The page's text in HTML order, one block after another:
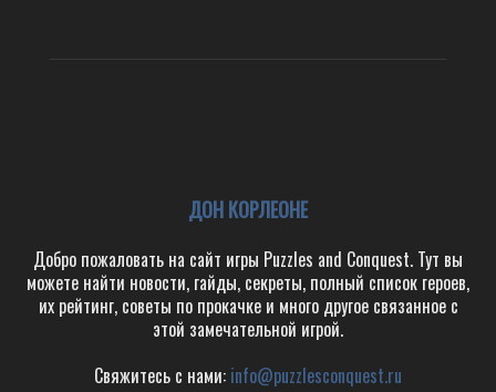
ДОН КОРЛЕОНЕ
Добро пожаловать на сайт игры Puzzles and Conquest. Тут вы
можете найти новости, гайды, секреты, полный список героев,
их рейтинг, советы по прокачке и много другое связанное с
этой замечательной игрой.
Свяжитесь с нами: info@puzzlesconquest.ru